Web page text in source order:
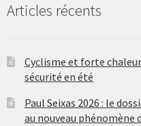
Articles récents
Cyclisme et forte
sécurité en été
Paul Seixas 2026 : le
au nouveau phénomène